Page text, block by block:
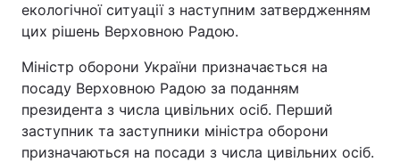
екологічної ситуації з наступним затвердженням
цих рішень Верховною Радою.
Міністр оборони України призначається на
посаду Верховною Радою за поданням
президента з числа цивільних осіб. Перший
заступник та заступники міністра оборони
призначаються на посади з числа цивільних осіб.